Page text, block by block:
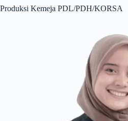
Produksi Kemeja PDL/PDH/KORSA